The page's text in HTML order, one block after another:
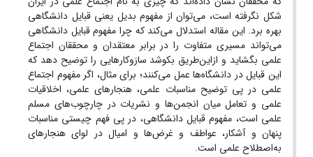
شکل نگرفته است، می‌توان از مفهوم بدیل یعنی قبایل دانشگاهی
بهره برد. این مقاله استدلال می‌کند که چرا مفهوم قبایل دانشگاهی
می‌تواند مسیری متفاوت را در برابر معتقدان و محققان اجتماع
علمی بگشاید و ازاین‌طریق بکوشد سازوکارهایی را توضیح دهد که
این قبایل در دانشگاه‌ها عمل می‌کنند؛ برای مثال، اگر مفهوم اجتماع
علمی در پی توضیح مناسبات علمی، هنجارهای علمی، اخلاقیات
علمی و تعامل میان انجمن‌ها و نشریات در چارچوب‌های مسلم
علمی است، مفهوم قبایل دانشگاهی، در پی فهم چیستی مناسبات
پنهان و آشکار، عواطف و غرض‌ها و امیال در لوای هنجارهای
به‌اصطلاح علمی است.